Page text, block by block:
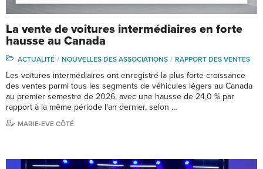
La vente de voitures intermédiaires en forte
hausse au Canada
ACTUALITÉ NOUVELLES DES ASSOCIATIONS RAPPORT DES VENTES
Les voitures intermédiaires ont enregistré la plus forte croissance
des ventes parmi tous les segments de véhicules légers au Canada
au premier semestre de 2026, avec une hausse de 24,0 % par
rapport à la même période l’an dernier, selon …
MARIE-EVE CÔTÉ